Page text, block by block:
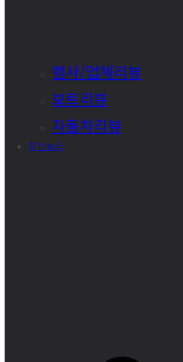
행사/업체리뷰
보트리뷰
자동차리뷰
최신뉴스